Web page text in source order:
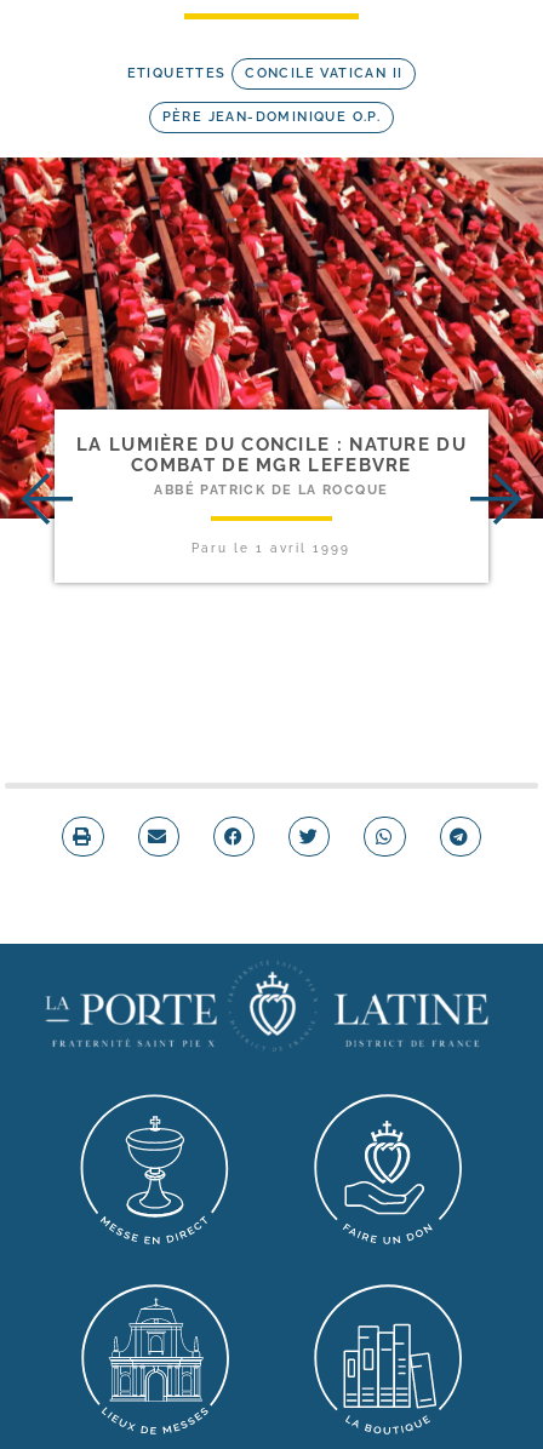
ETIQUETTES CONCILE VATICAN II
PÈRE JEAN-DOMINIQUE O.P.
LA LUMIÈRE DU CONCILE : NATURE DU
COMBAT DE MGR LEFEBVRE
ABBÉ PATRICK DE LA ROCQUE
Paru le1 avril 1999